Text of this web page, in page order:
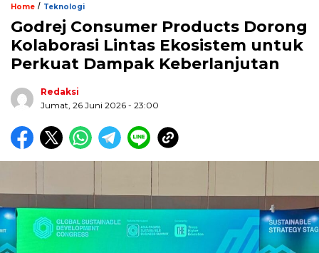
Home / Teknologi
Godrej Consumer Products Dorong
Kolaborasi Lintas Ekosistem untuk
Perkuat Dampak Keberlanjutan
Redaksi
Jumat, 26 Juni 2026 - 23:00